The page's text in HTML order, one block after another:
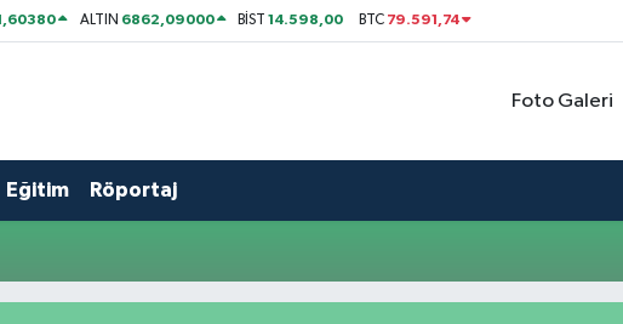
ALTIN 6862,09000 BİST14.598,00 BTC 79.591,74
Foto Galeri
Eğitim Röportaj